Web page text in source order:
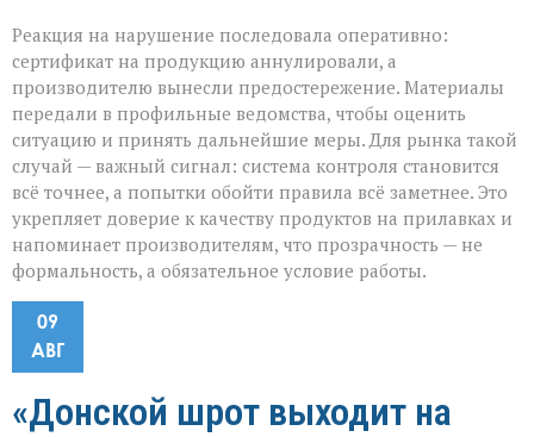
Реакция на нарушение последовала оперативно:
сертификат на продукцию аннулировали, а
производителю вынесли предостережение. Материалы
передали в профильные ведомства, чтобы оценить
ситуацию и принять дальнейшие меры. Для рынка такой
случай — важный сигнал: система контроля становится
всё точнее, а попытки обойти правила всё заметнее. Это
укрепляет доверие к качеству продуктов на прилавках и
напоминает производителям, что прозрачность — не
формальность, а обязательное условие работы.
09
АВГ
«Донской шрот выходит на